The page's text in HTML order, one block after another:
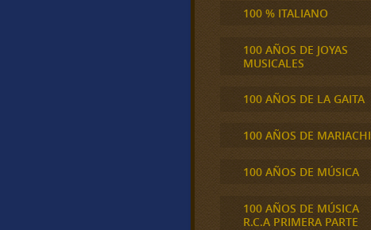
100 % ITALIANO
100 AÑOS DE JOYAS
MUSICALES
100 AÑOS DE LA GAITA
100 AÑOS DE MARIACHI
100 AÑOS DE MÚSICA
100 AÑOS DE MÚSICA
R.C.A PRIMERA PARTE